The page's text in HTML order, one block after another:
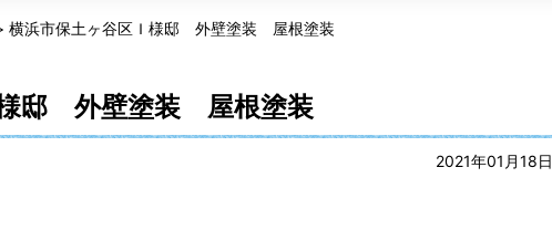
横浜市保土ヶ谷区Ｉ様邸 外壁塗装 屋根塗装
邸 外壁塗装 屋根塗装
2021年01月18日